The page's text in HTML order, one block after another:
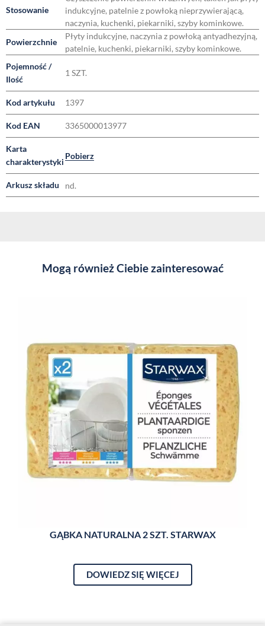
Stosowanie
indukcyjne, patelnie z powłoką nieprzywierającą,
naczynia, kuchenki, piekarniki, szyby kominkowe.
Powierzchnie
Płyty indukcyjne, naczynia z powłoką antyadhezyjną,
patelnie, kuchenki, piekarniki, szyby kominkowe.
Pojemność /
Ilość
1 SZT.
Kod artykułu 1397
Kod EAN 3365000013977
Karta
charakterystyki
Pobierz
Arkusz składu nd.
Mogą również Ciebie zainteresować
GĄBKA NATURALNA 2 SZT. STARWAX
DOWIEDZ SIĘ WIĘCEJ